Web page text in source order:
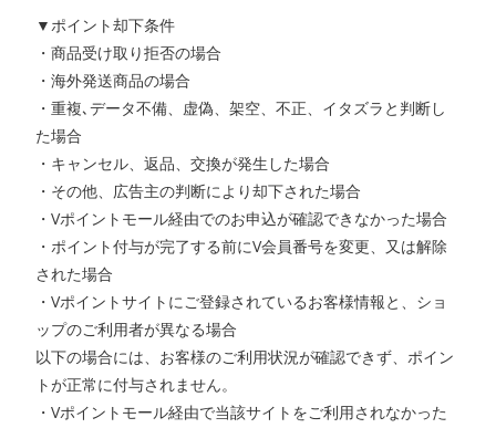
▼ポイント却下条件
・商品受け取り拒否の場合
・海外発送商品の場合
・重複､データ不備、虚偽、架空、不正、イタズラと判断し
た場合
・キャンセル、返品、交換が発生した場合
・その他、広告主の判断により却下された場合
・Vポイントモール経由でのお申込が確認できなかった場合
・ポイント付与が完了する前にV会員番号を変更、又は解除
された場合
・Vポイントサイトにご登録されているお客様情報と、ショ
ップのご利用者が異なる場合
以下の場合には、お客様のご利用状況が確認できず、ポイン
トが正常に付与されません。
・Vポイントモール経由で当該サイトをご利用されなかった